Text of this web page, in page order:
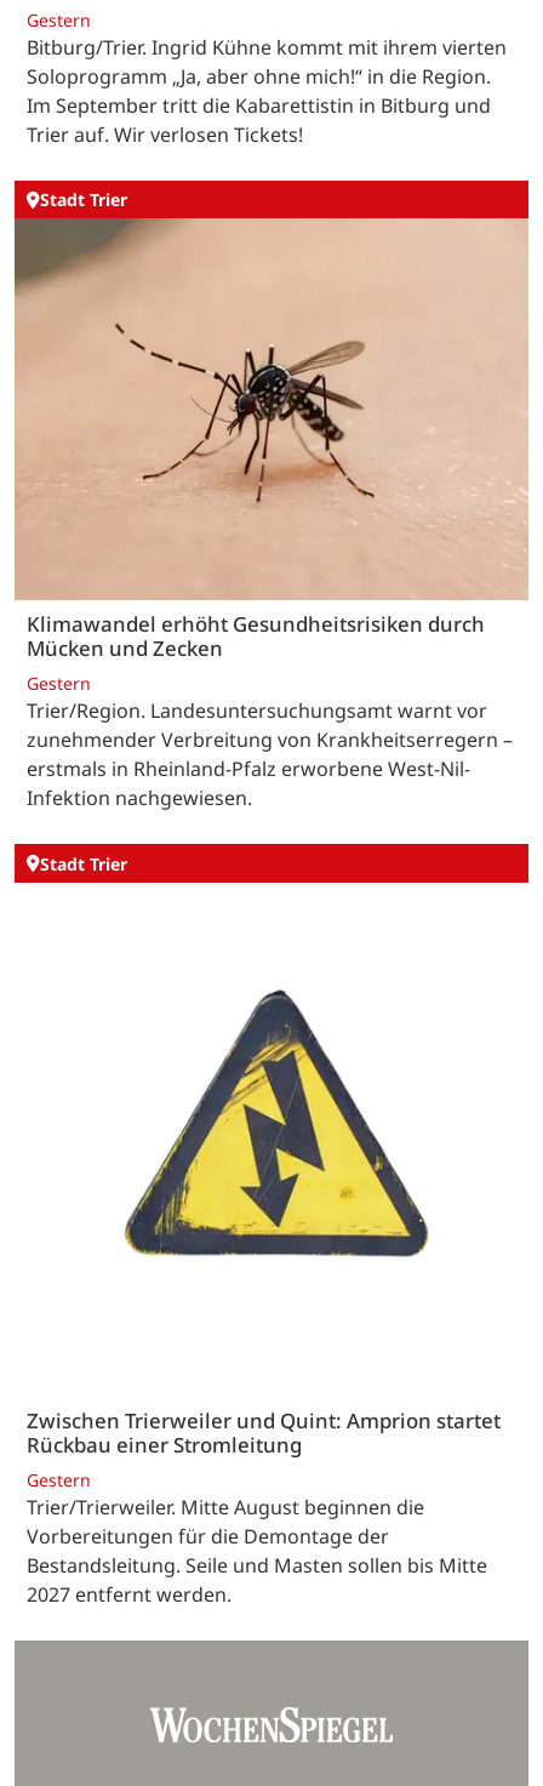
Gestern
Bitburg/Trier. Ingrid Kühne kommt mit ihrem vierten
Soloprogramm „Ja, aber ohne mich!“ in die Region.
Im September tritt die Kabarettistin in Bitburg und
Trier auf. Wir verlosen Tickets!
Stadt Trier
Klimawandel erhöht Gesundheitsrisiken durch
Mücken und Zecken
Gestern
Trier/Region. Landesuntersuchungsamt warnt vor
zunehmender Verbreitung von Krankheitserregern –
erstmals in Rheinland-Pfalz erworbene West-Nil-
Infektion nachgewiesen.
Stadt Trier
Zwischen Trierweiler und Quint: Amprion startet
Rückbau einer Stromleitung
Gestern
Trier/Trierweiler. Mitte August beginnen die
Vorbereitungen für die Demontage der
Bestandsleitung. Seile und Masten sollen bis Mitte
2027 entfernt werden.